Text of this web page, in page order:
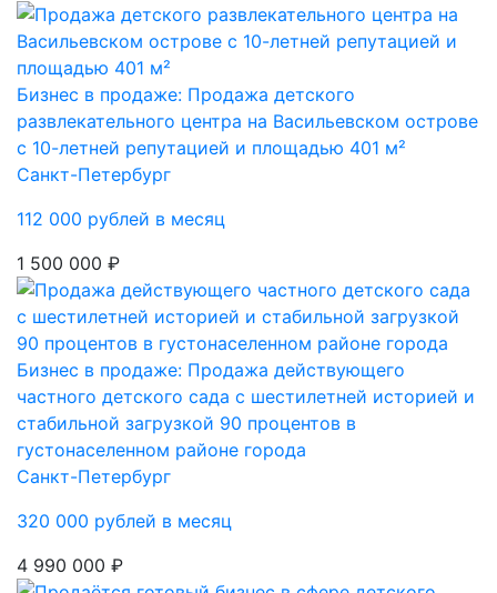
Бизнес в продаже: Продажа детского
развлекательного центра на Васильевском острове
с 10-летней репутацией и площадью 401 м²
Санкт-Петербург
112 000 рублей в месяц
1 500 000 ₽
Бизнес в продаже: Продажа действующего
частного детского сада с шестилетней историей и
стабильной загрузкой 90 процентов в
густонаселенном районе города
Санкт-Петербург
320 000 рублей в месяц
4 990 000 ₽